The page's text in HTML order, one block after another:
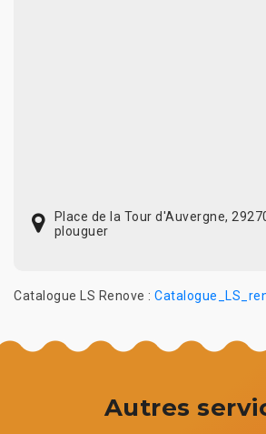
Place de la Tour d'Auvergne,
plouguer
Catalogue LS Renove :
Autres